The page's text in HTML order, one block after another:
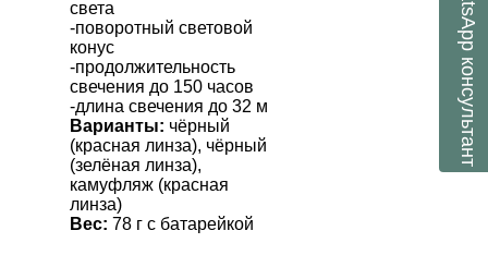
света
-поворотный световой
конус
-продолжительность
свечения до 150 часов
-длина свечения до 32 м
Варианты: чёрный
(красная линза), чёрный
(зелёная линза),
камуфляж (красная
линза)
Вес: 78 г с батарейкой
консультант